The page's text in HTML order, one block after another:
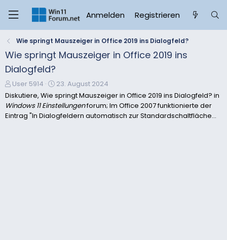
Anmelden Registrieren
Wie springt Mauszeiger in Office 2019 ins Dialogfeld?
Wie springt Mauszeiger in Office 2019 ins
Dialogfeld?
E
r
s
t
User 5914
E
r
s
t
23. August 2024
Diskutiere, Wie springt Mauszeiger in Office 2019 ins Dialogfeld? in
Windows 11 Einstellungenforum; Im Office 2007 funktionierte der
Eintrag "In Dialogfeldern automatisch zur Standardschaltfläche...